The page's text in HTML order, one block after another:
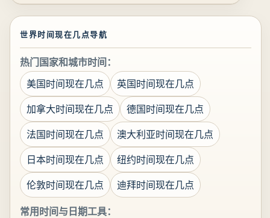
世界时间现在几点导航
热门国家和城市时间：
美国时间现在几点
英国时间现在几点
加拿大时间现在几点
德国时间现在几点
法国时间现在几点
澳大利亚时间现在几点
日本时间现在几点
纽约时间现在几点
伦敦时间现在几点
迪拜时间现在几点
常用时间与日期工具：